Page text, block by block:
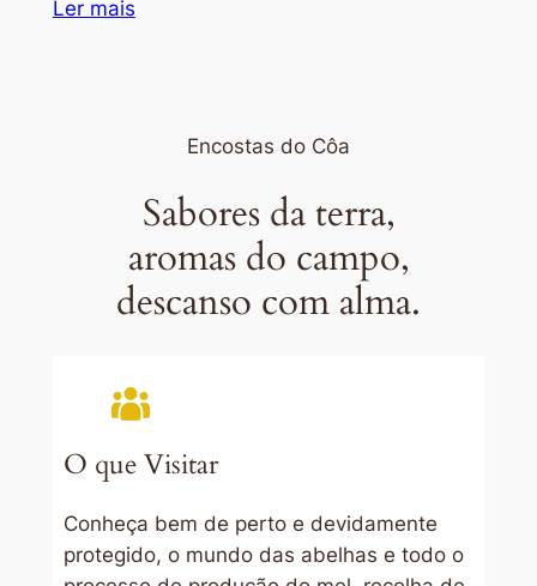
Ler mais
Encostas do Côa
Sabores da terra,
aromas do campo,
descanso com alma.
O que Visitar
Conheça bem de perto e devidamente
protegido, o mundo das abelhas e todo o